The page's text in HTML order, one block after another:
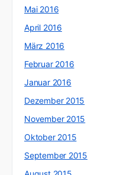
Mai 2016
April 2016
März 2016
Februar 2016
Januar 2016
Dezember 2015
November 2015
Oktober 2015
September 2015